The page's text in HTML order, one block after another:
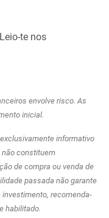
te nos
envolve risco. As
inicial.
informativo
constituem
de compra ou venda de
passada não garante
recomenda-
habilitado.